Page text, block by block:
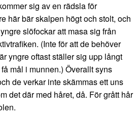
sig av en rädsla för
här bär skalpen högt och stolt, och
slöfockar att masa sig från
(Inte för att de behöver
yngre oftast ställer sig upp långt
mål i munnen.) Överallt syns
de verkar inte skämmas ett uns
det där med håret, då. För grått hår